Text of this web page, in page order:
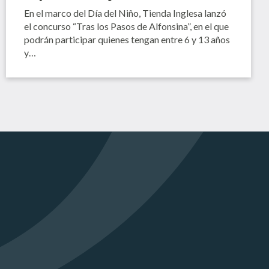
En el marco del Día del Niño, Tienda Inglesa lanzó
el concurso “Tras los Pasos de Alfonsina”, en el que
podrán participar quienes tengan entre 6 y 13 años
y…